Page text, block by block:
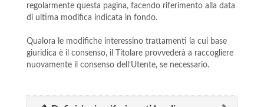
regolarmente questa pagina, facendo riferimento alla data
di ultima modifica indicata in fondo.
Qualora le modifiche interessino trattamenti la cui base
giuridica è il consenso, il Titolare provvederà a raccogliere
nuovamente il consenso dell’Utente, se necessario.